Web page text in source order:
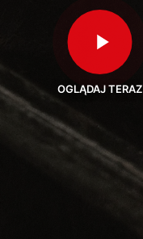
OGLĄDAJ TERAZ